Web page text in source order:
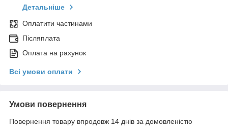
Детальніше
Оплатити частинами
Післяплата
Оплата на рахунок
Всі умови оплати
Умови повернення
Повернення товару впродовж 14 днів за домовленістю